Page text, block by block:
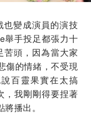
也變成演員的演技
舉手投足都張力十
苦頭，因為當大家
傷的情緒，不受現
百靈果實在太搞
，我剛剛得要捏著
播出。